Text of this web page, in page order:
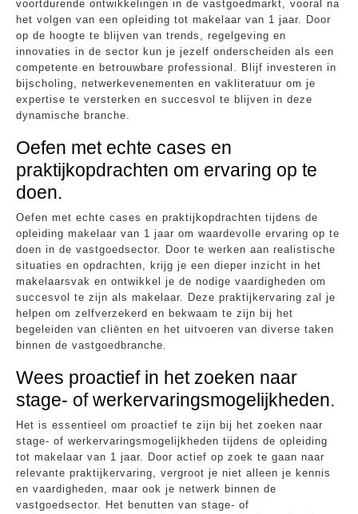
voortdurende ontwikkelingen in de vastgoedmarkt, vooral na
het volgen van een opleiding tot makelaar van 1 jaar. Door
op de hoogte te blijven van trends, regelgeving en
innovaties in de sector kun je jezelf onderscheiden als een
competente en betrouwbare professional. Blijf investeren in
bijscholing, netwerkevenementen en vakliteratuur om je
expertise te versterken en succesvol te blijven in deze
dynamische branche.
Oefen met echte cases en
praktijkopdrachten om ervaring op te
doen.
Oefen met echte cases en praktijkopdrachten tijdens de
opleiding makelaar van 1 jaar om waardevolle ervaring op te
doen in de vastgoedsector. Door te werken aan realistische
situaties en opdrachten, krijg je een dieper inzicht in het
makelaarsvak en ontwikkel je de nodige vaardigheden om
succesvol te zijn als makelaar. Deze praktijkervaring zal je
helpen om zelfverzekerd en bekwaam te zijn bij het
begeleiden van cliënten en het uitvoeren van diverse taken
binnen de vastgoedbranche.
Wees proactief in het zoeken naar
stage- of werkervaringsmogelijkheden.
Het is essentieel om proactief te zijn bij het zoeken naar
stage- of werkervaringsmogelijkheden tijdens de opleiding
tot makelaar van 1 jaar. Door actief op zoek te gaan naar
relevante praktijkervaring, vergroot je niet alleen je kennis
en vaardigheden, maar ook je netwerk binnen de
vastgoedsector. Het benutten van stage- of